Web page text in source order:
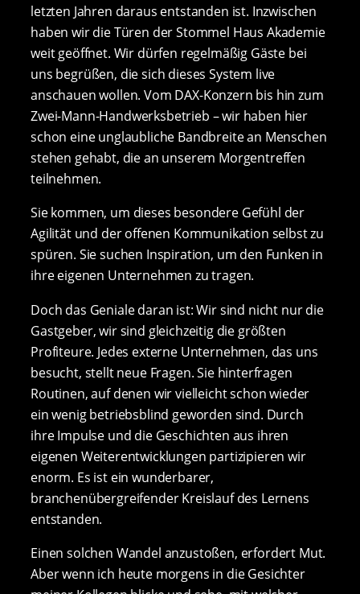
letzten Jahren daraus entstanden ist. Inzwischen
haben wir die Türen der Stommel Haus Akademie
weit geöffnet. Wir dürfen regelmäßig Gäste bei
uns begrüßen, die sich dieses System live
anschauen wollen. Vom DAX-Konzern bis hin zum
Zwei-Mann-Handwerksbetrieb – wir haben hier
schon eine unglaubliche Bandbreite an Menschen
stehen gehabt, die an unserem Morgentreffen
teilnehmen.
Sie kommen, um dieses besondere Gefühl der
Agilität und der offenen Kommunikation selbst zu
spüren. Sie suchen Inspiration, um den Funken in
ihre eigenen Unternehmen zu tragen.
Doch das Geniale daran ist: Wir sind nicht nur die
Gastgeber, wir sind gleichzeitig die größten
Profiteure. Jedes externe Unternehmen, das uns
besucht, stellt neue Fragen. Sie hinterfragen
Routinen, auf denen wir vielleicht schon wieder
ein wenig betriebsblind geworden sind. Durch
ihre Impulse und die Geschichten aus ihren
eigenen Weiterentwicklungen partizipieren wir
enorm. Es ist ein wunderbarer,
branchenübergreifender Kreislauf des Lernens
entstanden.
Einen solchen Wandel anzustoßen, erfordert Mut.
Aber wenn ich heute morgens in die Gesichter